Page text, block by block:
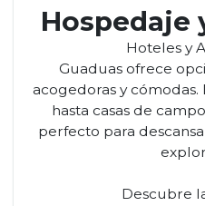
Hospedaje
Hoteles y
Guaduas ofrece
acogedoras y
hasta casas de
perfecto para
Descubre